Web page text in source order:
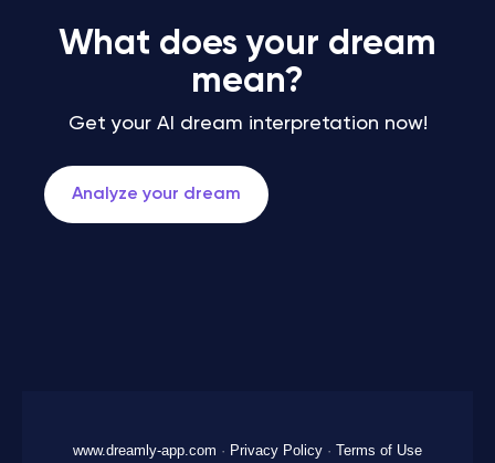
What does your dream
mean?
Get your AI dream interpretation now!
Analyze your dream
www.dreamly-app.com · Privacy Policy · Terms of Use